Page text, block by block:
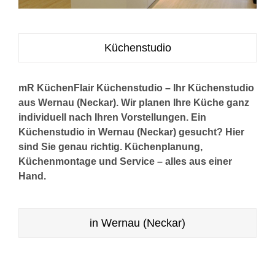
Küchenstudio
mR KüchenFlair Küchenstudio – Ihr Küchenstudio
aus Wernau (Neckar). Wir planen Ihre Küche ganz
individuell nach Ihren Vorstellungen. Ein
Küchenstudio in Wernau (Neckar) gesucht? Hier
sind Sie genau richtig. Küchenplanung,
Küchenmontage und Service – alles aus einer
Hand.
in Wernau (Neckar)